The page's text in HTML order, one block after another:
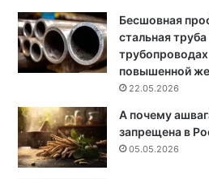
Бесшовная
стальная труба
трубопроводах
повышенной
22.05.2026
А почему
запрещена в
05.05.2026